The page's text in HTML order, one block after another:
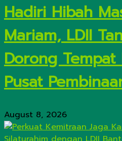
Hadiri Hibah
Mariam, LDII
Dorong Tempat
Pusat
August 8, 2026